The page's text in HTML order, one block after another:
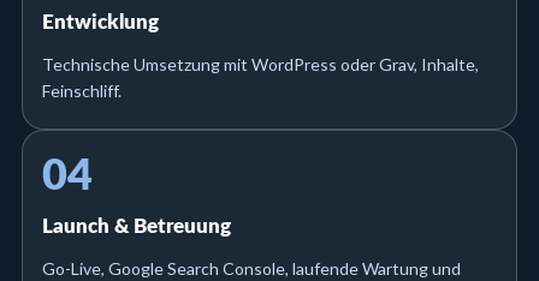
Entwicklung
Technische Umsetzung mit WordPress oder Grav, Inhalte,
Feinschliff.
04
Launch & Betreuung
Go-Live, Google Search Console, laufende Wartung und